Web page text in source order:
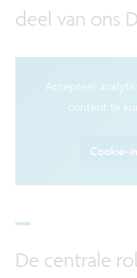
deel van ons
Accepteer
content te
Cookie-
De centrale